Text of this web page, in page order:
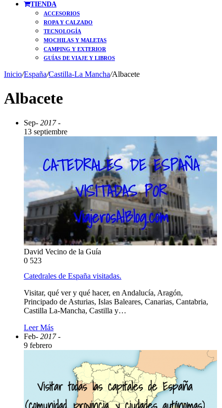
TIENDA
ACCESORIOS
ROPA Y CALZADO
TECNOLOGÍA
MOCHILAS Y MALETAS
CAMPING Y EXTERIOR
GUÍAS DE VIAJE Y LIBROS
Inicio/España/Castilla-La Mancha/Albacete
Albacete
Sep- 2017 -
13 septiembre
David Vecino de la Guía
0 523
Catedrales de España visitadas.
Visitar, qué ver y qué hacer, en Andalucía, Aragón,
Principado de Asturias, Islas Baleares, Canarias, Cantabria,
Castilla La-Mancha, Castilla y…
Leer Más
Feb- 2017 -
9 febrero